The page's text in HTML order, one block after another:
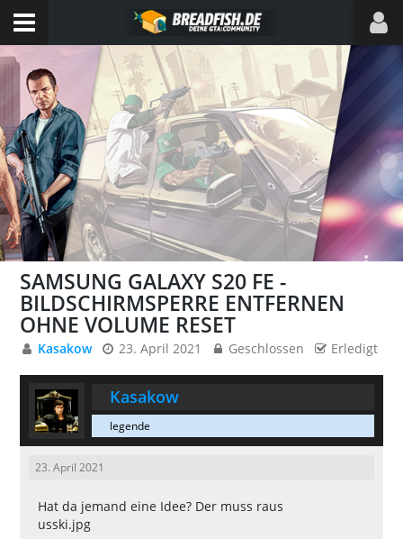
SAMSUNG GALAXY S20 FE -
BILDSCHIRMSPERRE ENTFERNEN
OHNE VOLUME RESET
Kasakow 23. April 2021 Geschlossen Erledigt
Kasakow
legende
23. April 2021
Hat da jemand eine Idee? Der muss raus
usski.jpg